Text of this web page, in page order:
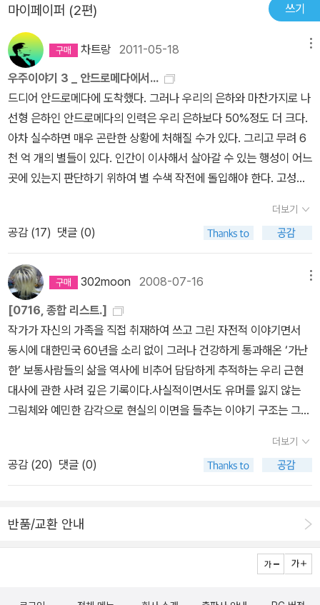
마이페이퍼 (2편) 쓰기
차트랑 2011-05-18
우주이야기 3 _ 안드로메다에서...
드디어 안드로메다에 도착했다. 그러나 우리의 은하와 마찬가지로 나
선형 은하인 안드로메다의 인력은 우리 은하보다 50%정도 더 크다.
아차 실수하면 매우 곤란한 상황에 처해질 수가 있다. 그리고 무려 6
천 억 개의 별들이 있다. 인간이 이사해서 살아갈 수 있는 행성이 어느
곳에 있는지 판단하기 위하여 별 수색 작전에 돌입해야 한다. 고성능
라낸다. 그리고 그들의 행성을 조사한다. 바로 드레이크 방정식이다.
공기가 있을 확률과 생명체가 있을 확률을 정밀 조사한다. 무인 로봇
탐사선을 발사한다. 로봇이 결과를 전송해왔다. 자 출발이다...보급용
코스모스물론 고도의 지능을 가진 인간에 버금가는 생명체가 자리를
차지하고 있지 않다면 그보다 더 다행스러운 일은 없을 것이다. 그러
나 뜻밖의 생명체를 만날 수도 있다. 바로 그 행성에 이미 자리를 잡은
생명체의 존재이다. 그들은 과연 우리 지구인들을 환영해줄 것인가.
아니면 적대감을 보여줄 것인가. 그들의 사고는 지구인인 우리의 사
고와 비슷할까 아니면 전혀 다른 사고 체계를 가지고 있을까. 그들의
가치관과 윤리관이 우리와 닮았다는 보장을 할 수가 없다. 그들의 가
치관, 윤리관, 철학등에 따라 반응은 달라질 것이다. 전쟁을 할지...아
니면 평화를 유지할지...지구인들의 생과 사가 달려있는 문제이기 때
문에 이러한 의문은 매우 합당한 것에 해당한다.물론 이사짐 센타들
지space ship을 띄울 수 있는기술과 설비및 장비들을 갖춘최첨단
체와 만나게 될까.. 여기서 로스트 인 스페이스라는 영화를 간간하게
살펴보면 우리의 상상을 확장시켜 나갈 수가 있다.흔히 우리는 유기
호흡을 하는 유기적 존재만을 생명체로 알고 있었다. 그런데 이 영화
더보기
공감 (17) 댓글 (0)
302moon 2008-07-16
[0716, 종합 리스트.]
작가가 자신의 가족을 직접 취재하여 쓰고 그린 자전적 이야기면서
동시에 대한민국 60년을 소리 없이 그러나 건강하게 통과해온 ‘가난
한’ 보통사람들의 삶을 역사에 비추어 담담하게 추적하는 우리 근현
대사에 관한 사려 깊은 기록이다.사실적이면서도 유머를 잃지 않는
그림체와 예민한 감각으로 현실의 이면을 들추는 이야기 구조는 그가
를 쓸 계획. 되풀이 오물거리고, 씹고, 꿀떡 삼키고, 고심해서 차근차
근 시도해야 할 듯. 할머니와 아빠 생각에 곧잘 울 뻔했다는. [먼저]
완성했다는 것에 그저 감탄뿐인.동경하던 그곳에서 자신들이 꿈꾸던
화는 이들의 감수성을 채집하는 데 많은 영향을 준 것이 사실이다. 사
는 집단들이 그것을 옹호하고 있다. 두 저자도 한때는 동경의 마니아
더보기
공감 (20) 댓글 (0)
반품/교환 안내